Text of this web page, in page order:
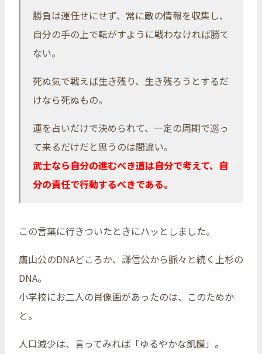
勝負は運任せにせず、常に敵の情報を収集し、
自分の手の上で転がすように戦わなければ勝て
ない。
死ぬ気で戦えば生き残り、生き残ろうとするだ
けなら死ぬもの。
運を占いだけで決められて、一定の周期で巡っ
て来るだけだと思うのは間違い。
武士なら自分の進むべき道は自分で考えて、自
分の責任で行動するべきである。
この言葉に行きついたときにハッとしました。
鷹山公のDNAどころか、謙信公から脈々と続く上杉の
DNA。
小学校にお二人の肖像画があったのは、このためか
と。
人口減少は、言ってみれば「ゆるやかな飢饉」。